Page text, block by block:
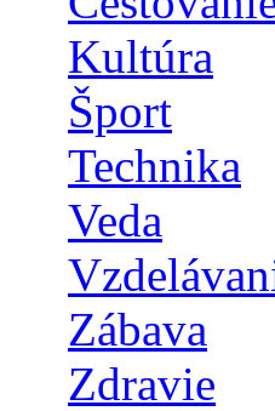
Kultúra
Šport
Technika
Veda
Zábava
Zdravie